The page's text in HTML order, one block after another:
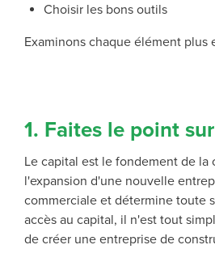
Choisir les bons outils
Examinons chaque élément plus
1. Faites le point
Le capital est le fondement de la
l'expansion d'une nouvelle
commerciale et détermine toute
accès au capital, il n'est tout
de créer une entreprise de